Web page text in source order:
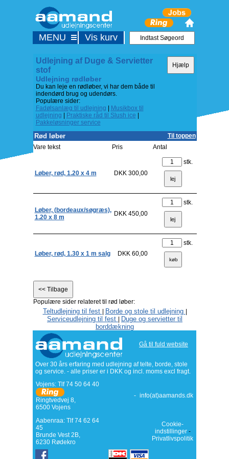
Udlejning af Duge & Servietter
stof
Udlejning rødløber
Du kan leje en rødløber, vi har dem både til
indendørd brug og udendørs.
Populære sider:
Fadølsanlæg til udlejning
Musikbox til
udlejning
Praktiske råd til Slush ice
Pakkeløsninger service
Rød løber
Til toppen
Vare tekst
Pris Antal
Løber, rød, 1.20 x 4 m DKK 300,00
stk.
Løber, (bordeaux/søgræs),
1.20 x 8 m
DKK 450,00
stk.
Løber, rød, 1.30 x 1 m salg DKK 60,00
stk.
Populære sider relateret til rød løber:
Teltudlejning til fest Borde og stole til udlejning
Serviceudlejning til fest
Duge og servietter til
borddækning
Gå til fuld website
Over 30 års erfaring med udlejning af telte, borde, stole
og service. - alle priser er i DKK og incl. moms excl fragt.
Vojens: Tlf74 50 64 40
Ringtvedvej 8,
6500 Vojens
- info(at)aamands.dk
Aabenraa: Tlf 74 62 64
45
Brunde Vest 2B,
6230 Rødekro
Cookie-
indstillinger-
Privatlivspolitik
MENU Vis kurv